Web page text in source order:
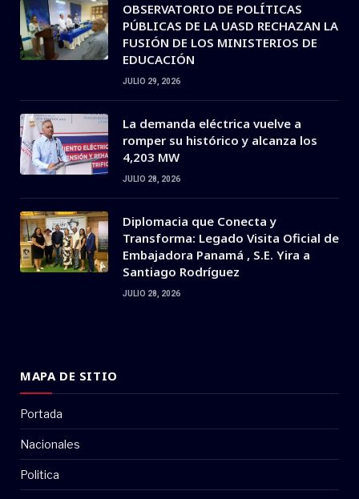
OBSERVATORIO DE POLÍTICAS
PÚBLICAS DE LA UASD RECHAZAN LA
FUSIÓN DE LOS MINISTERIOS DE
EDUCACIÓN
JULIO 29, 2026
La demanda eléctrica vuelve a
romper su histórico y alcanza los
4,203 MW
JULIO 28, 2026
Diplomacia que Conecta y
Transforma: Legado Visita Oficial de
Embajadora Panamá , S.E. Yira a
Santiago Rodríguez
JULIO 28, 2026
MAPA DE SITIO
Portada
Nacionales
Politica